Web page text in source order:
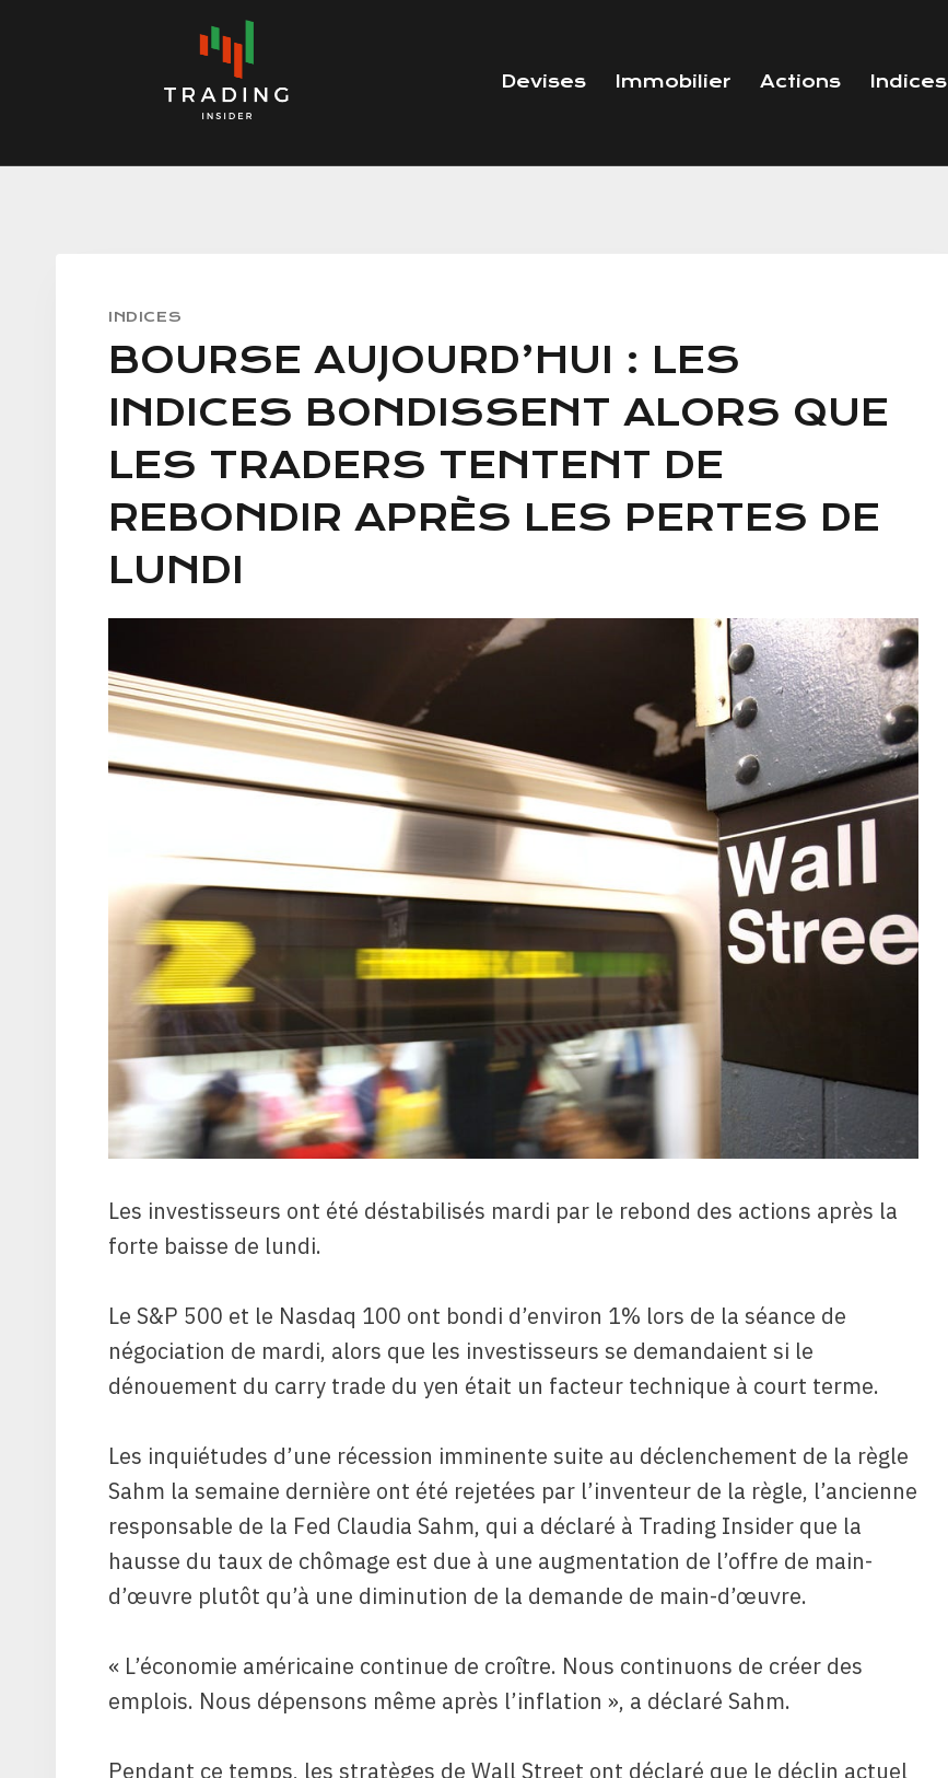
Devises Immobilier Actions Indices
INDICES
BOURSE AUJOURD’HUI : LES
INDICES BONDISSENT ALORS QUE
LES TRADERS TENTENT DE
REBONDIR APRÈS LES PERTES DE
LUNDI
Les investisseurs ont été déstabilisés mardi par le rebond des actions après la
forte baisse de lundi.
Le S&P 500 et le Nasdaq 100 ont bondi d’environ 1% lors de la séance de
négociation de mardi, alors que les investisseurs se demandaient si le
dénouement du carry trade du yen était un facteur technique à court terme.
Les inquiétudes d’une récession imminente suite au déclenchement de la règle
Sahm la semaine dernière ont été rejetées par l’inventeur de la règle, l’ancienne
responsable de la Fed Claudia Sahm, qui a déclaré à Trading Insider que la
hausse du taux de chômage est due à une augmentation de l’offre de main-
d’œuvre plutôt qu’à une diminution de la demande de main-d’œuvre.
« L’économie américaine continue de croître. Nous continuons de créer des
emplois. Nous dépensons même après l’inflation », a déclaré Sahm.
Pendant ce temps, les stratèges de Wall Street ont déclaré que le déclin actuel